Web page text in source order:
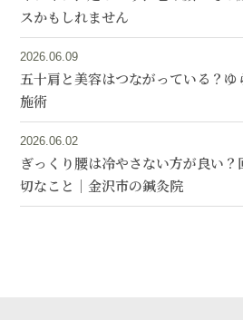
スかもしれません
2026.06.09
五十肩と美容はつながっている？
施術
2026.06.02
ぎっくり腰は冷やさない方が良い
切なこと｜金沢市の鍼灸院